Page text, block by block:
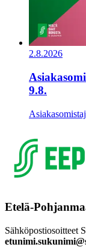
2.8.2026
9.8.
Etelä-
Sähköpostiosoitteet